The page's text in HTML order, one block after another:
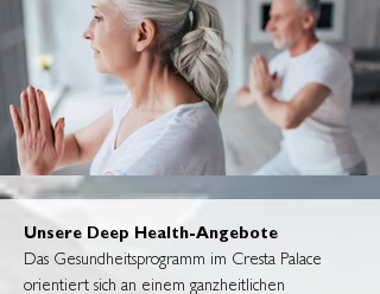
Unsere Deep Health-Angebote
Das Gesundheitsprogramm im Cresta Palace
orientiert sich an einem ganzheitlichen